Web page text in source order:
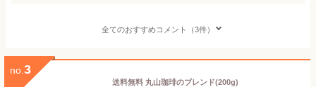
全てのおすすめコメント（3件）
no. 3
送料無料 丸山珈琲のブレンド(200g)